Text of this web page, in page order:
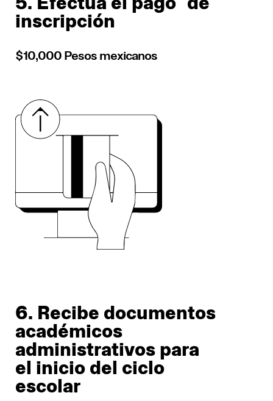
inscripción
$10,000 Pesos mexicanos
6. Recibe documentos
académicos
administrativos para
el inicio del ciclo
escolar